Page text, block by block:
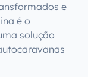
e
é o
solução